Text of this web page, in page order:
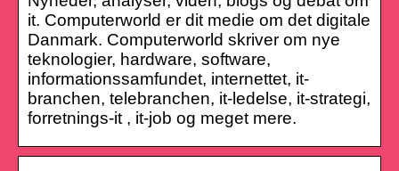
it. Computerworld er dit medie om det digitale
Danmark. Computerworld skriver om nye
teknologier, hardware, software,
informationssamfundet, internettet, it-
branchen, telebranchen, it-ledelse, it-strategi,
forretnings-it , it-job og meget mere.